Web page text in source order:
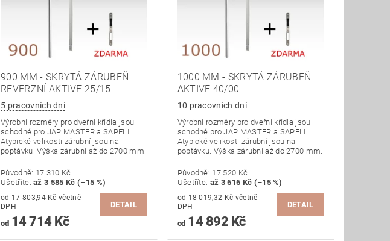
900 MM - SKRYTÁ ZÁRUBEŇ
REVERZNÍ AKTIVE 25/15
5 pracovních dní
Výrobní rozměry pro dveřní křídla jsou
schodné pro JAP MASTER a SAPELI.
Atypické velikosti zárubní jsou na
poptávku. Výška zárubní až do 2700 mm.
Původně: 17 310 Kč
Ušetříte:až 3 585 Kč (–15 %)
od 17 803,94 Kč včetně
DPH
od14 714 Kč
DETAIL
1000 MM - SKRYTÁ ZÁRUBEŇ
AKTIVE 40/00
10 pracovních dní
Výrobní rozměry pro dveřní křídla jsou
schodné pro JAP MASTER a SAPELI.
Atypické velikosti zárubní jsou na
poptávku. Výška zárubní až do 2700 mm.
Původně: 17 520 Kč
Ušetříte: až 3 616 Kč (–15 %)
od 18 019,32 Kč včetně
DPH
od14 892 Kč
DETAIL